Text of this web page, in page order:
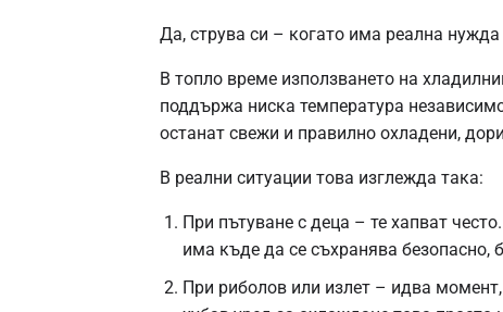
Да, струва си – когато има реална
В топло време използването на
поддържа ниска температура
останат свежи и правилно охладени,
В реални ситуации това изглежда така:
При пътуване с деца – те хапват
има къде да се съхранява безопасно,
При риболов или излет – идва